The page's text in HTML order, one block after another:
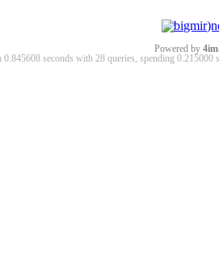
Powered by
0.845608 seconds with 28 queries, spending